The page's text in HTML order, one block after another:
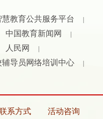
慧教育公共服务平台
中国教育新闻网
人民网
辅导员网络培训中心
系方式 活动咨询